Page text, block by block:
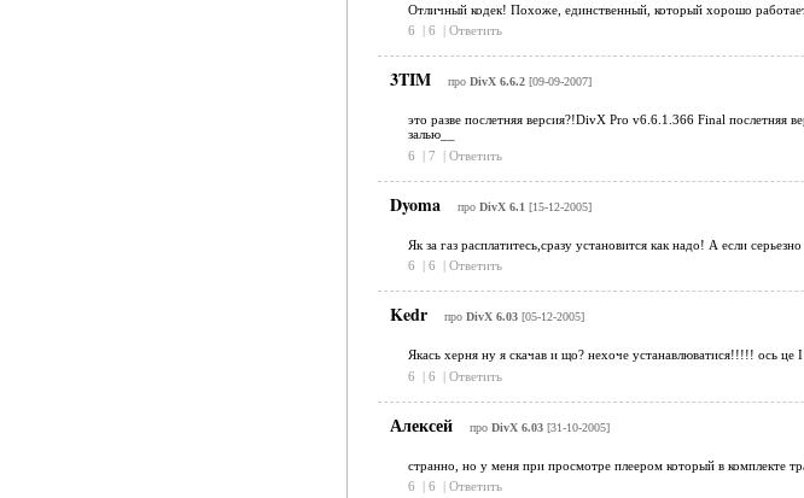
Отличный кодек! Похоже, единственный, который хорошо
6
| 6 | Ответить
3TIM про DivX 6.6.2[09-09-2007]
это разве послетняя версия?!DivX Pro v6.6.1.366 Final послетняя
залью__
6
| 7 | Ответить
Dyoma про DivX 6.1 [15-12-2005]
Як за газ расплатитесь,сразу установится как надо! А если
6
| 6 | Ответить
Kedr про DivX 6.03[05-12-2005]
Якась херня ну я скачав и що? нехоче устанавлюватися!!!!! ось це
6
| 6 | Ответить
Алексей про DivX 6.03[31-10-2005]
странно, но у меня при просмотре плеером который в комплекте
6
| 6 | Ответить